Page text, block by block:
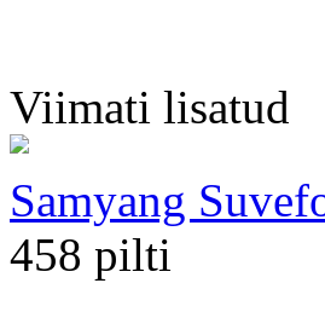
Viimati lisatud
Samyang
458 pilti